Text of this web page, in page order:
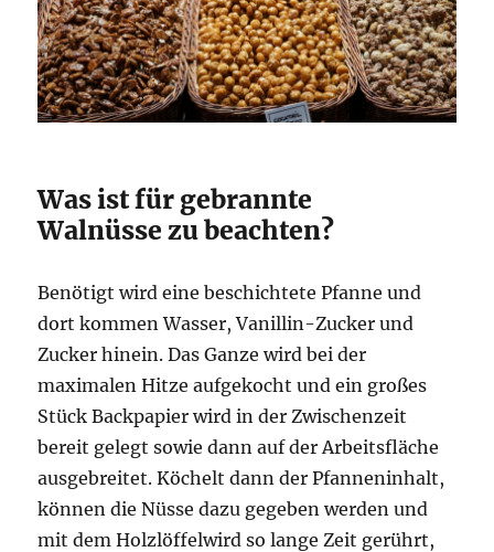
Was ist für gebrannte
Walnüsse zu beachten?
Benötigt wird eine beschichtete Pfanne und
dort kommen Wasser, Vanillin-Zucker und
Zucker hinein. Das Ganze wird bei der
maximalen Hitze aufgekocht und ein großes
Stück Backpapier wird in der Zwischenzeit
bereit gelegt sowie dann auf der Arbeitsfläche
ausgebreitet. Köchelt dann der Pfanneninhalt,
können die Nüsse dazu gegeben werden und
mit dem Holzlöffelwird so lange Zeit gerührt,